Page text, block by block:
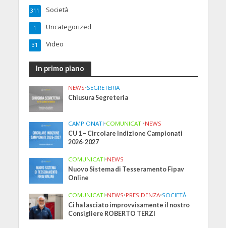
Società
311
Uncategorized
1
Video
31
In primo piano
NEWS•SEGRETERIA
Chiusura Segreteria
CAMPIONATI•COMUNICATI•NEWS
CU 1 – Circolare Indizione Campionati
2026-2027
COMUNICATI•NEWS
Nuovo Sistema di Tesseramento Fipav
Online
COMUNICATI•NEWS•PRESIDENZA•SOCIETÀ
Ci ha lasciato improvvisamente il nostro
Consigliere ROBERTO TERZI